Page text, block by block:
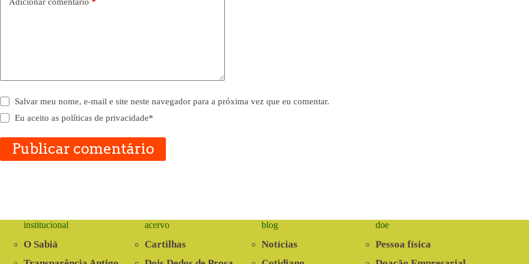
Salvar meu nome, e-mail e site neste navegador para a próxima vez que eu comentar.
Eu aceito aspolíticas de privacidade*
Publicar comentário
institucional
O Sabiá
acervo
Cartilhas
blog
Notícias
doe
Pessoa física